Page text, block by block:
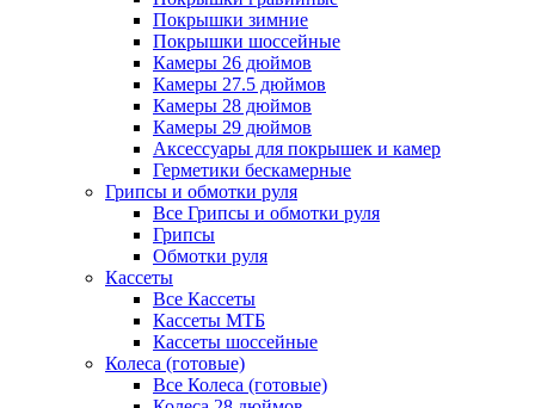
Покрышки зимние
Покрышки шоссейные
Камеры 26 дюймов
Камеры 27.5 дюймов
Камеры 28 дюймов
Камеры 29 дюймов
Аксессуары для покрышек и камер
Герметики бескамерные
Грипсы и обмотки руля
Все Грипсы и обмотки руля
Грипсы
Обмотки руля
Кассеты
Все Кассеты
Кассеты МТБ
Кассеты шоссейные
Колеса (готовые)
Все Колеса (готовые)